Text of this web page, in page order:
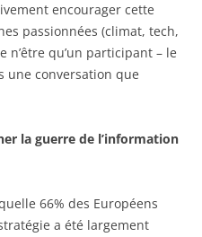
encourager cette
passionnées (climat, tech,
qu’un participant – le
une conversation que
la guerre de l’information
66% des Européens
a été largement